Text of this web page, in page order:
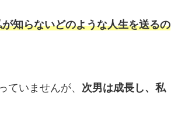
知らないどのような人生を送るの
ていませんが、 次男は成長し、私